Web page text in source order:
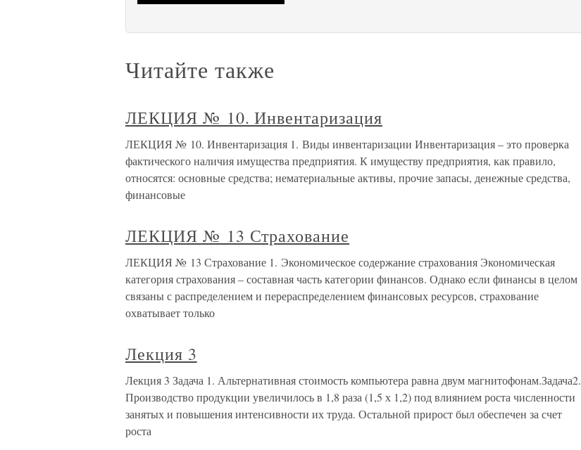
Читайте также
ЛЕКЦИЯ № 10. Инвентаризация
ЛЕКЦИЯ № 10. Инвентаризация 1. Виды инвентаризации Инвентаризация – это проверка
фактического наличия имущества предприятия. К имуществу предприятия, как правило,
относятся: основные средства; нематериальные активы, прочие запасы, денежные средства,
финансовые
ЛЕКЦИЯ № 13 Страхование
ЛЕКЦИЯ № 13 Страхование 1. Экономическое содержание страхования Экономическая
категория страхования – составная часть категории финансов. Однако если финансы в целом
связаны с распределением и перераспределением финансовых ресурсов, страхование
охватывает только
Лекция 3
Лекция 3 Задача 1. Альтернативная стоимость компьютера равна двум магнитофонам.Задача2.
Производство продукции увеличилось в 1,8 раза (1,5 х 1,2) под влиянием роста численности
занятых и повышения интенсивности их труда. Остальной прирост был обеспечен за счет
роста